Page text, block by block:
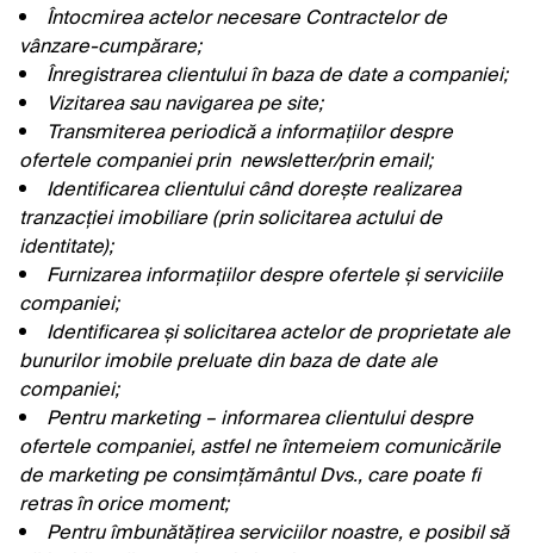
Întocmirea actelor necesare Contractelor de
vânzare-cumpărare;
Înregistrarea clientului în baza de date a companiei;
Vizitarea sau navigarea pe site;
Transmiterea periodică a informațiilor despre
ofertele companiei prin newsletter/prin email;
Identificarea clientului când dorește realizarea
tranzacției imobiliare (prin solicitarea actului de
identitate);
Furnizarea informațiilor despre ofertele și serviciile
companiei;
Identificarea și solicitarea actelor de proprietate ale
bunurilor imobile preluate din baza de date ale
companiei;
Pentru marketing – informarea clientului despre
ofertele companiei, astfel ne întemeiem comunicările
de marketing pe consimțământul Dvs., care poate fi
retras în orice moment;
Pentru îmbunătățirea serviciilor noastre, e posibil să